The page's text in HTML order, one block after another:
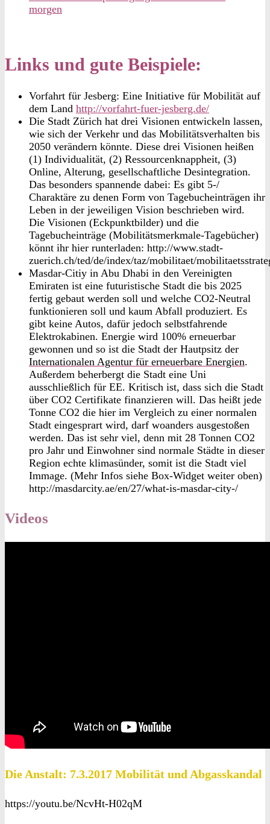
morgen
Links und gute Beispiele:
Vorfahrt für Jesberg: Eine Initiative für Mobilität auf
dem Land http://vorfahrt-fuer-jesberg.de/
Die Stadt Zürich hat drei Visionen entwickeln lassen,
wie sich der Verkehr und das Mobilitätsverhalten bis
2050 verändern könnte. Diese drei Visionen heißen
(1) Individualität, (2) Ressourcenknappheit, (3)
Online, Alterung, gesellschaftliche Desintegration.
Das besonders spannende dabei: Es gibt 5-/
Charaktäre zu denen Form von Tagebucheinträgen ihr
Leben in der jeweiligen Vision beschrieben wird.
Die Visionen (Eckpunktbilder) und die
Tagebucheinträge (Mobilitätsmerkmale-Tagebücher)
könnt ihr hier runterladen: http://www.stadt-
zuerich.ch/ted/de/index/taz/mobilitaet/
Masdar-Citiy in Abu Dhabi in den Vereinigten
Emiraten ist eine futuristische Stadt die bis 2025
fertig gebaut werden soll und welche CO2-Neutral
funktionieren soll und kaum Abfall produziert. Es
gibt keine Autos, dafür jedoch selbstfahrende
Elektrokabinen. Energie wird 100% erneuerbar
gewonnen und so ist die Stadt der Hautpsitz der
Internationalen Agentur für erneuerbare Energien.
Außerdem beherbergt die Stadt eine Uni
ausschließlich für EE. Kritisch ist, dass sich die Stadt
über CO2 Certifikate finanzieren will. Das heißt jede
Tonne CO2 die hier im Vergleich zu einer normalen
Stadt eingesprart wird, darf woanders ausgestoßen
werden. Das ist sehr viel, denn mit 28 Tonnen CO2
pro Jahr und Einwohner sind normale Städte in dieser
Region echte klimasünder, somit ist die Stadt viel
Immage. (Mehr Infos siehe Box-Widget weiter oben)
http://masdarcity.ae/en/27/what-is-masdar-city-/
Videos
Die Anstalt: 7.3.2017 Mobilität und Abgasskandal
https://youtu.be/NcvHt-H02qM